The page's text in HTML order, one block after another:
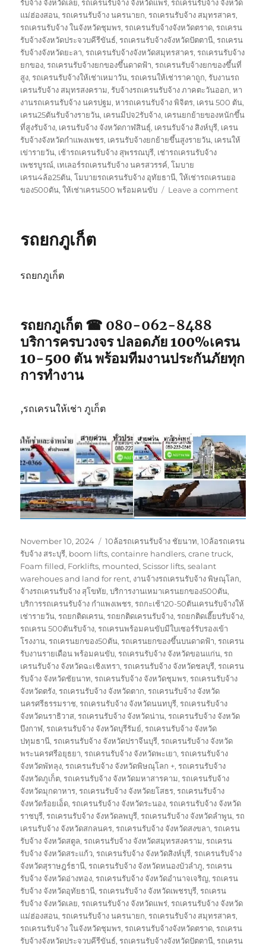
รับจ้าง จังหวัดเลย,รถเครนรับจ้าง จังหวัดแพร่,รถเครนรับจ้าง จังหวัด
แม่ฮ่องสอน,รถเครนรับจ้าง นครนายก,รถเครนรับจ้าง สมุทรสาคร,
รถเครนรับจ้าง ในจังหวัดชุมพร,รถเครนรับจ้างจังหวัดตราด,รถเครน
รับจ้างจังหวัดประจวบคีรีขันธ์,รถเครนรับจ้างจังหวัดปัตตานี,รถเครน
รับจ้างจังหวัดยะลา,รถเครนรับจ้างจังหวัดสมุทรสาคร,รถเครนรับจ้าง
ยกของ,รถเครนรับจ้างยกของขึ้นดาดฟ้า,รถเครนรับจ้างยกของขึ้นที่
สูง,รถเครนรับจ้างให้เช่าเหมาวัน,รถเครนให้เช่าราคาถูก,รับงานรถ
เครนรับจ้าง สมุทรสงคราม,รับจ้างรถเครนรับจ้าง ภาคตะวันออก,หา
งานรถเครนรับจ้าง นครปฐม,หารถเครนรับจ้าง พิจิตร, เครน 500 ตัน,
เครน25ตันรับจ้างรายวัน, เครนมีปจ2รับจ้าง, เครนยกย้ายของหนักขึ้น
ที่สูงรับจ้าง, เครนรับจ้าง จังหวัดกาฬสินธุ์, เครนรับจ้าง สิงห์บุรี, เครน
รับจ้างจังหวัดกำแพงเพชร, เครนรับจ้างยกย้ายขึ้นสูงรายวัน, เครนให้
เข่ารายวัน, เช้ารถเครนรับจ้าง สุพรรณบุรี, เช่ารถเครนรับจ้าง
เพชรบูรณ์, เทเลอร์รถเครนรับจ้าง นครสวรรค์,โมบาย
เครน4ล้อ25ตัน,โมบายรถเครนรับจ้าง อุทัยธานี,ให้เช่ารถเครนยอ
ของ500ตัน,ให้เช่าเครน500 พร้อมคนขับ Leave a commenton
รถยกภูเก็ต
รถยกภูเก็ต
รถยกภูเก็ต ☎ 080-062-8488
บริการครบวงจร ปลอดภัย 100%เครน
10-500 ตัน พร้อมทีมงานประกันภัยทุก
การทำงาน
,รถเครนให้เช่า ภูเก็ต
Posted
on
November 10, 2024 Tags
10ล้อรถเครนรับจ้าง ชัยนาท,10ล้อรถเครน
รับจ้าง สระบุรี, boom lifts,containre handlers,crane truck,
Foam filled, Forklifts, mounted,Scissor lifts,sealant
warehoues and land for rent, งานจ้างรถเครนรับจ้าง พิษณุโลก,
จ้างรถเครนรับจ้าง สุโขทัย,บริการงานเหมาเครนยกของ500ตัน,
บริการรถเครนรับจ้าง กำแพงเพชร,รถกะเช้า20-50ตันเครนรับจ้างให้
เช่ารายวัน,รถยกติดเครน,รถยกติดเครนรับจ้าง,รถยกติดเฮี๊ยบรับจ้าง,
รถเครน 500ตันรับจ้าง,รถเครนพร้อมคนขับมีใบเซอร์รับรองเข้า
โรงงาน,รถเครนยกของ50ตัน,รถเครนยกของขึ้นบนดาดฟ้า,รถเครน
รับงานรายเดือน พร้อมคนขับ,รถเครนรับจ้าง จังหวัดขอนแก่น,รถ
เครนรับจ้าง จังหวัดฉะเชิงเทรา,รถเครนรับจ้าง จังหวัดชลบุรี,รถเครน
รับจ้าง จังหวัดชัยนาท,รถเครนรับจ้าง จังหวัดชุมพร,รถเครนรับจ้าง
จังหวัดตรัง,รถเครนรับจ้าง จังหวัดตาก,รถเครนรับจ้าง จังหวัด
นครศรีธรรมราช,รถเครนรับจ้าง จังหวัดนนทบุรี,รถเครนรับจ้าง
จังหวัดนราธิวาส,รถเครนรับจ้าง จังหวัดน่าน,รถเครนรับจ้าง จังหวัด
บึงกาฬ,รถเครนรับจ้าง จังหวัดบุรีรัมย์,รถเครนรับจ้าง จังหวัด
ปทุมธานี,รถเครนรับจ้าง จังหวัดปราจีนบุรี,รถเครนรับจ้าง จังหวัด
พระนครศรีอยุธยา,รถเครนรับจ้าง จังหวัดพะเยา,รถเครนรับจ้าง
จังหวัดพัทลุง,รถเครนรับจ้าง จังหวัดพิษณุโลก +,รถเครนรับจ้าง
จังหวัดภูเก็ต,รถเครนรับจ้าง จังหวัดมหาสารคาม,รถเครนรับจ้าง
จังหวัดมุกดาหาร,รถเครนรับจ้าง จังหวัดยโสธร,รถเครนรับจ้าง
จังหวัดร้อยเอ็ด,รถเครนรับจ้าง จังหวัดระนอง,รถเครนรับจ้าง จังหวัด
ราชบุรี,รถเครนรับจ้าง จังหวัดลพบุรี,รถเครนรับจ้าง จังหวัดลำพูน,รถ
เครนรับจ้าง จังหวัดสกลนคร,รถเครนรับจ้าง จังหวัดสงขลา,รถเครน
รับจ้าง จังหวัดสตูล,รถเครนรับจ้าง จังหวัดสมุทรสงคราม,รถเครน
รับจ้าง จังหวัดสระแก้ว,รถเครนรับจ้าง จังหวัดสิงห์บุรี,รถเครนรับจ้าง
จังหวัดสุราษฎร์ธานี,รถเครนรับจ้าง จังหวัดหนองบัวลำภู,รถเครน
รับจ้าง จังหวัดอ่างทอง,รถเครนรับจ้าง จังหวัดอำนาจเจริญ,รถเครน
รับจ้าง จังหวัดอุทัยธานี,รถเครนรับจ้าง จังหวัดเพชรบุรี,รถเครน
รับจ้าง จังหวัดเลย,รถเครนรับจ้าง จังหวัดแพร่,รถเครนรับจ้าง จังหวัด
แม่ฮ่องสอน,รถเครนรับจ้าง นครนายก,รถเครนรับจ้าง สมุทรสาคร,
รถเครนรับจ้าง ในจังหวัดชุมพร,รถเครนรับจ้างจังหวัดตราด,รถเครน
รับจ้างจังหวัดประจวบคีรีขันธ์,รถเครนรับจ้างจังหวัดปัตตานี,รถเครน